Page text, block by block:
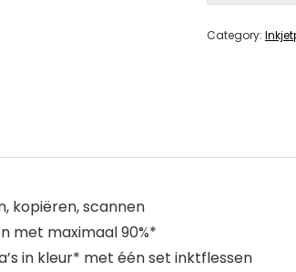
Category:
kopiëren, scannen
met maximaal 90%*
in kleur* met één set inktflessen